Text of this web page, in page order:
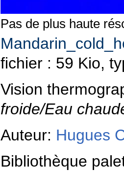
Pas de plus haute
fichier : 59 Kio,
Vision
froide/Eau
Auteur: Hugues
Bibliothèque